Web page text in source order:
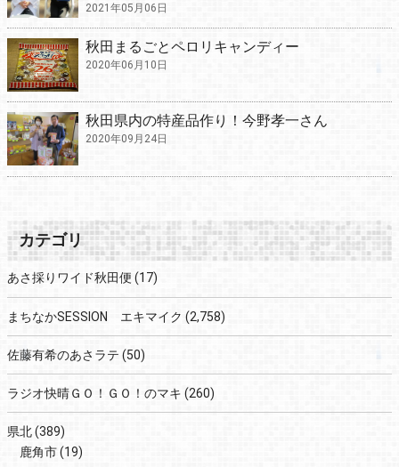
2021年05月06日
秋田まるごとペロリキャンディー
2020年06月10日
秋田県内の特産品作り！今野孝一さん
2020年09月24日
カテゴリ
あさ採りワイド秋田便 (17)
まちなかSESSION エキマイク (2,758)
佐藤有希のあさラテ (50)
ラジオ快晴ＧＯ！ＧＯ！のマキ (260)
県北(389)
鹿角市(19)